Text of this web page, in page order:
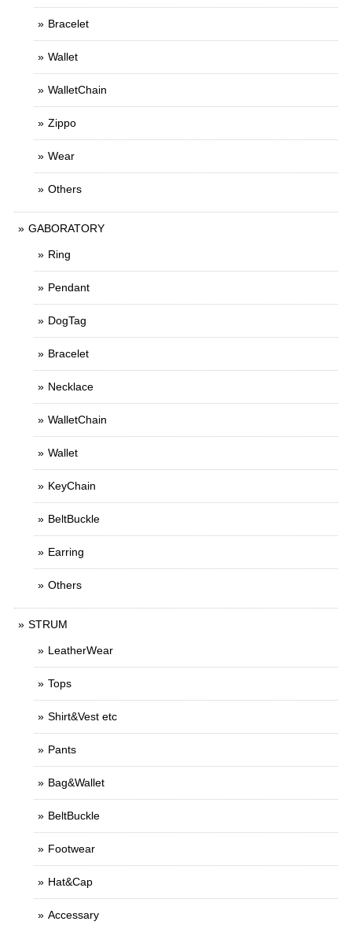
Bracelet
Wallet
WalletChain
Zippo
Wear
Others
GABORATORY
Ring
Pendant
DogTag
Bracelet
Necklace
WalletChain
Wallet
KeyChain
BeltBuckle
Earring
Others
STRUM
LeatherWear
Tops
Shirt&Vest etc
Pants
Bag&Wallet
BeltBuckle
Footwear
Hat&Cap
Accessary